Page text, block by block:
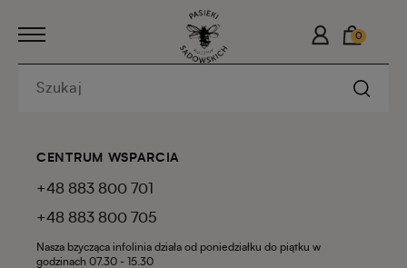
0
CENTRUM WSPARCIA
+48 883 800 701
+48 883 800 705
Nasza bzycząca infolinia działa od poniedziałku do piątku w
godzinach 07.30 - 15.30